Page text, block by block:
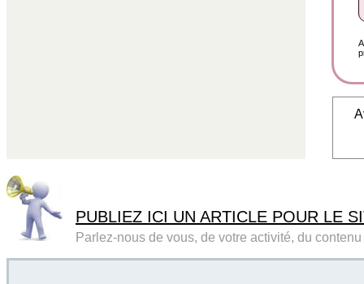
PUBLIEZ ICI UN ARTICLE POUR LE
Parlez-nous de vous, de votre activité, du